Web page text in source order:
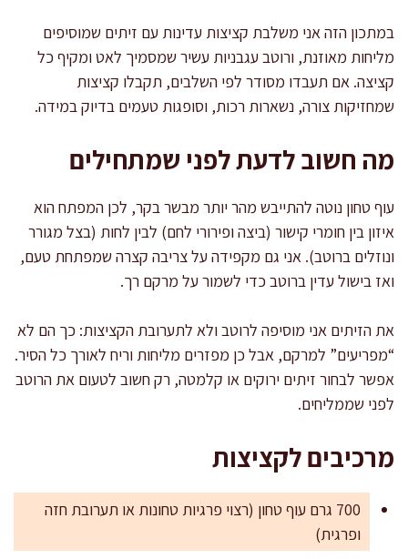
במתכון הזה אני משלבת קציצות עדינות עם זיתים שמוסיפים
מליחות מאוזנת, ורוטב עגבניות עשיר שמסמיך לאט ומקיף כל
קציצה. אם תעבדו מסודר לפי השלבים, תקבלו קציצות
שמחזיקות צורה, נשארות רכות, וסופגות טעמים בדיוק במידה.
מה חשוב לדעת לפני שמתחילים
עוף טחון נוטה להתייבש מהר יותר מבשר בקר, לכן המפתח הוא
איזון בין חומרי קישור (ביצה ופירורי לחם) לבין לחות (בצל מגורר
ונוזלים ברוטב). אני גם מקפידה על צריבה קצרה שמפתחת טעם,
ואז בישול עדין ברוטב כדי לשמור על מרקם רך.
את הזיתים אני מוסיפה לרוטב ולא לתערובת הקציצות: כך הם לא
“מפריעים” למרקם, אבל כן מפזרים מליחות וריח לאורך כל הסיר.
אפשר לבחור זיתים ירוקים או קלמטה, רק חשוב לטעום את הרוטב
לפני שממליחים.
מרכיבים לקציצות
700 גרם עוף טחון (רצוי פרגיות טחונות או תערובת חזה
ופרגית)